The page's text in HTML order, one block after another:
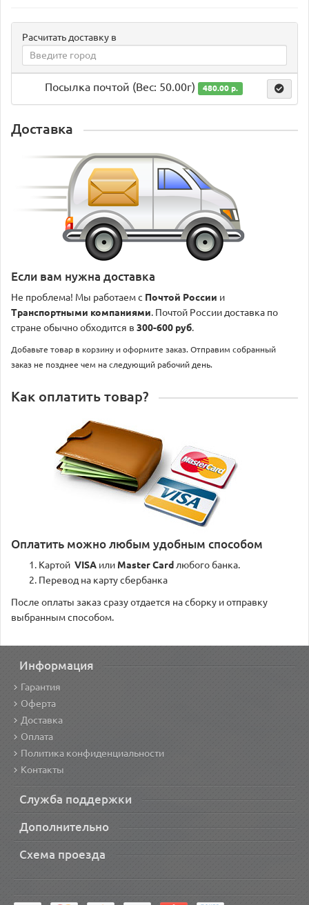
Расчитать доставку в
Посылка почтой (Вес: 50.00г) 480.00 р.
Доставка
Если вам нужна доставка
Не проблема! Мы работаем с Почтой России и
Транспортными компаниями. Почтой России доставка по
стране обычно обходится в 300-600 руб.
Добавьте товар в корзину и оформите заказ. Отправим собранный
заказ не позднее чем на следующий рабочий день.
Как оплатить товар?
Оплатить можно любым удобным способом
Картой VISA или Master Card любого банка.
Перевод на карту сбербанка
После оплаты заказ сразу отдается на сборку и отправку
выбранным способом.
Информация
Гарантия
Оферта
Доставка
Оплата
Политика конфиденциальности
Контакты
Служба поддержки
Дополнительно
Схема проезда